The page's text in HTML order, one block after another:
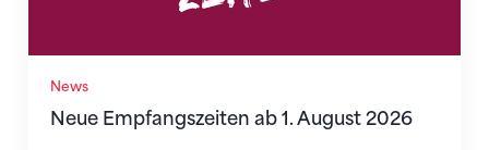
News
Neue Empfangszeiten ab 1. August 2026